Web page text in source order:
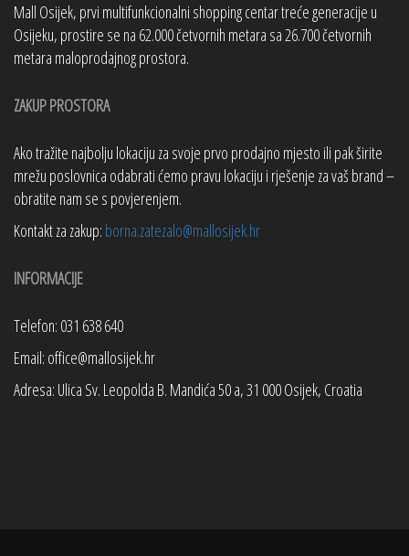
Mall Osijek, prvi multifunkcionalni shopping centar treće generacije u
Osijeku, prostire se na 62.000 četvornih metara sa 26.700 četvornih
metara maloprodajnog prostora.
ZAKUP PROSTORA
Ako tražite najbolju lokaciju za svoje prvo prodajno mjesto ili pak širite
mrežu poslovnica odabrati ćemo pravu lokaciju i rješenje za vaš brand –
obratite nam se s povjerenjem.
Kontakt za zakup: borna.zatezalo@mallosijek.hr
INFORMACIJE
Telefon: 031 638 640
Email: office@mallosijek.hr
Adresa: Ulica Sv. Leopolda B. Mandića 50 a, 31 000 Osijek, Croatia